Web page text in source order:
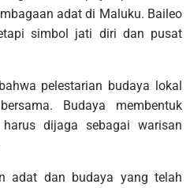
adat di Maluku. Baileo
simbol jati diri dan pusat
pelestarian budaya lokal
Budaya membentuk
dijaga sebagai warisan
adat dan budaya yang telah